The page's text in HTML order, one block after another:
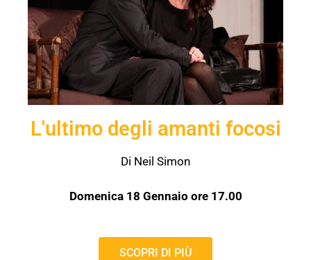
L'ultimo degli amanti focosi
Di Neil Simon
Domenica 18 Gennaio ore 17.00
SCOPRI DI PIÙ